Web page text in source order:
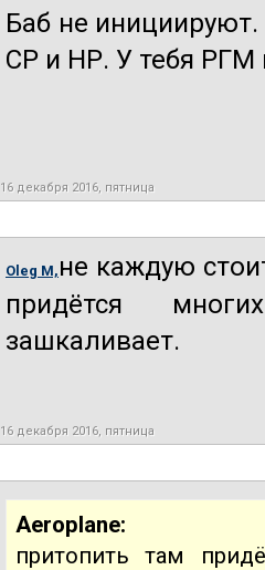
Баб не
СР и НР. У тебя РГМ
16 декабря 2016, пятница
Oleg M, не каждую
придётся
зашкаливает.
16 декабря 2016, пятница
Aeroplane:
притопить там